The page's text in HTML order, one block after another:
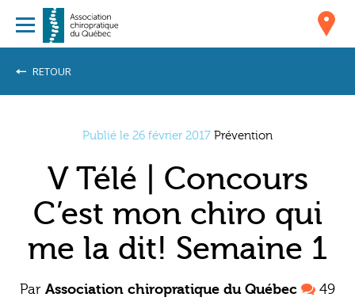
RETOUR
Publié le 26 février 2017 Prévention
V Télé | Concours
C’est mon chiro qui
me la dit! Semaine 1
Par Association chiropratique du Québec 49